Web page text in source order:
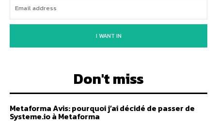
I WANT IN
Don't miss
Metaforma Avis: pourquoi j’ai décidé de passer de
Systeme.io à Metaforma